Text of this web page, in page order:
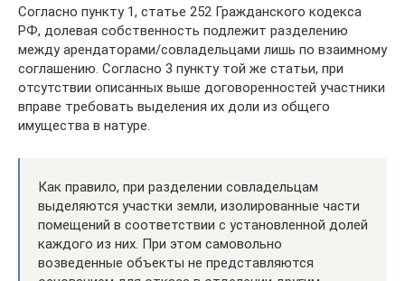
Согласно пункту 1, статье 252 Гражданского кодекса
РФ, долевая собственность подлежит разделению
между арендаторами/совладельцами лишь по взаимному
соглашению. Согласно 3 пункту той же статьи, при
отсутствии описанных выше договоренностей участники
вправе требовать выделения их доли из общего
имущества в натуре.
Как правило, при разделении совладельцам
выделяются участки земли, изолированные части
помещений в соответствии с установленной долей
каждого из них. При этом самовольно
возведенные объекты не представляются